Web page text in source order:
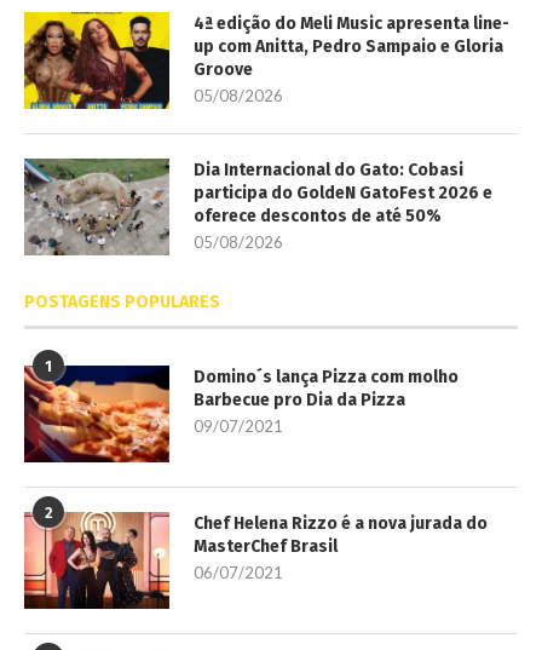
4ª edição do Meli Music apresenta line-
up com Anitta, Pedro Sampaio e Gloria
Groove
05/08/2026
Dia Internacional do Gato: Cobasi
participa do GoldeN GatoFest 2026 e
oferece descontos de até 50%
05/08/2026
POSTAGENS POPULARES
1
Domino´s lança Pizza com molho
Barbecue pro Dia da Pizza
09/07/2021
2
Chef Helena Rizzo é a nova jurada do
MasterChef Brasil
06/07/2021